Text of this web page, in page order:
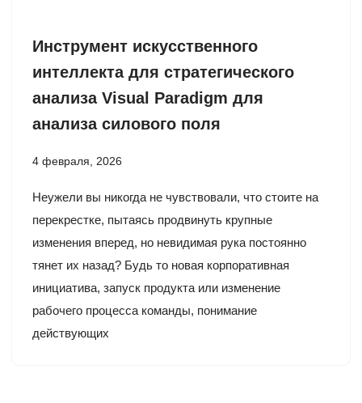
Инструмент искусственного
интеллекта для стратегического
анализа Visual Paradigm для
анализа силового поля
4 февраля, 2026
Неужели вы никогда не чувствовали, что стоите на
перекрестке, пытаясь продвинуть крупные
изменения вперед, но невидимая рука постоянно
тянет их назад? Будь то новая корпоративная
инициатива, запуск продукта или изменение
рабочего процесса команды, понимание
действующих